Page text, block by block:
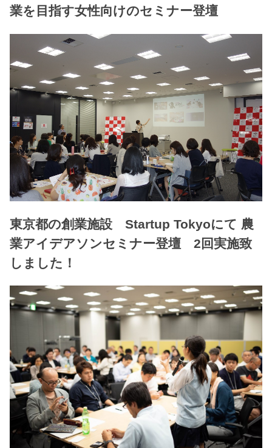
業を目指す女性向けのセミナー登壇
東京都の創業施設 Startup Tokyoにて 農
業アイデアソンセミナー登壇 2回実施致
しました！